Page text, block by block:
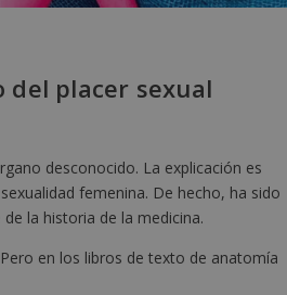
del placer sexual
desconocido. La explicación es
femenina. De hecho, ha sido
la historia de la medicina.
en los libros de texto de anatomía